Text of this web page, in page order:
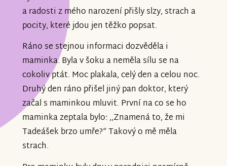
a radosti z mého narození přišly slzy, strach a
pocity, které jdou jen těžko popsat.
Ráno se stejnou informaci dozvěděla i
maminka. Byla v šoku a neměla sílu se na
cokoliv ptát. Moc plakala, celý den a celou noc.
Druhý den ráno přišel jiný pan doktor, který
začal s maminkou mluvit. První na co se ho
maminka zeptala bylo: ,,Znamená to, že mi
Tadeášek brzo umře?“ Takový o mě měla
strach.